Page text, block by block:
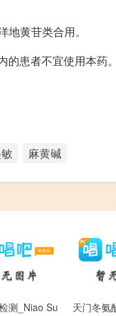
黄苷类合用。
患者不宜使用本药。
麻黄碱
测_Niao Su